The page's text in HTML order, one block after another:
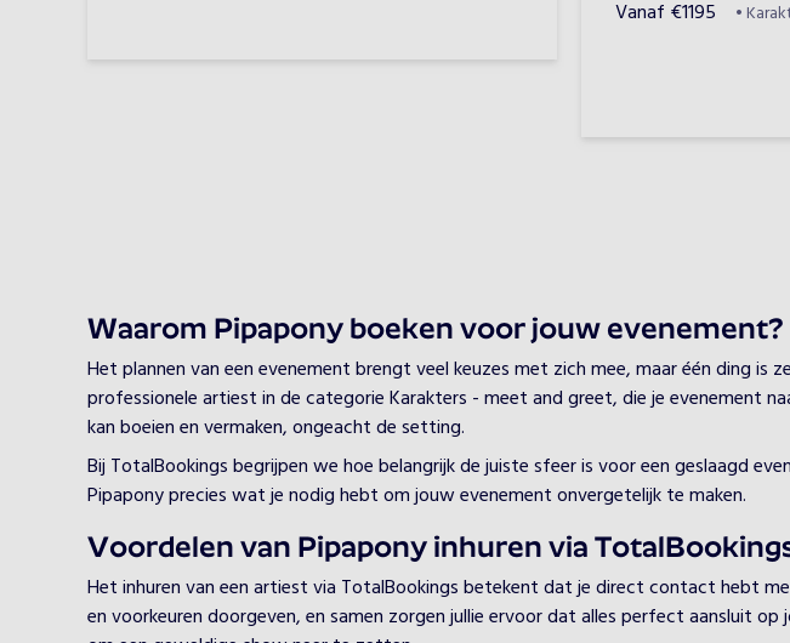
Vanaf €1195 •
Waarom Pipapony boeken voor jouw evenement?
Het plannen van een evenement brengt veel keuzes met zich mee, maar één ding
professionele artiest in de categorie Karakters - meet and greet, die je evenement
kan boeien en vermaken, ongeacht de setting.
Bij TotalBookings begrijpen we hoe belangrijk de juiste sfeer is voor een geslaagd
Pipapony precies wat je nodig hebt om jouw evenement onvergetelijk te maken.
Voordelen van Pipapony inhuren via
Het inhuren van een artiest via TotalBookings betekent dat je direct contact hebt
en voorkeuren doorgeven, en samen zorgen jullie ervoor dat alles perfect aansluit